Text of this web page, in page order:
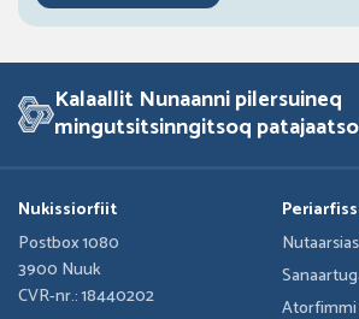
Kalaallit Nunaanni pilersuineq
mingutsitsinngitsoq
Nukissiorfiit
Postbox 1080
3900 Nuuk
CVR-nr.: 18440202